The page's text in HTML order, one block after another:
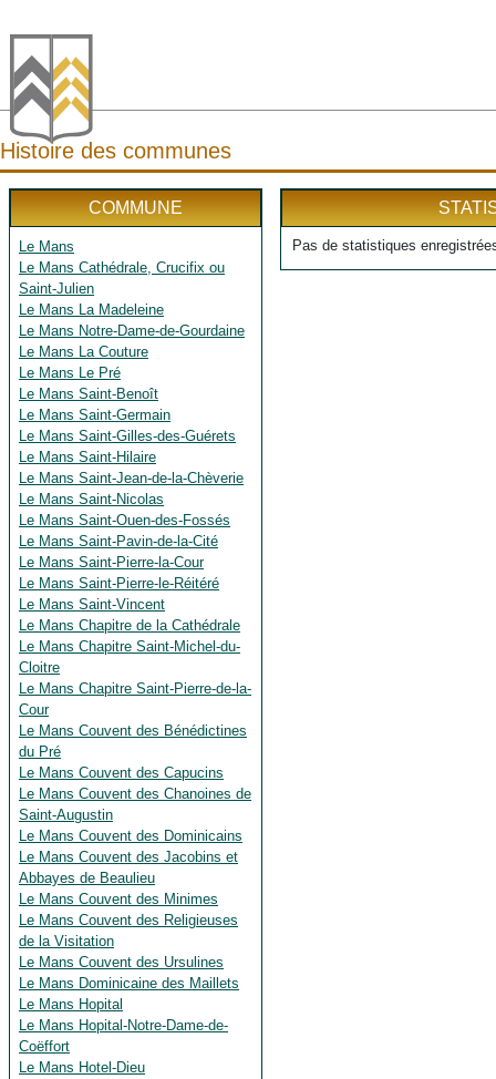
Histoire des communes
COMMUNE
Le Mans
Le Mans Cathédrale, Crucifix ou
Saint-Julien
Le Mans La Madeleine
Le Mans Notre-Dame-de-Gourdaine
Le Mans La Couture
Le Mans Le Pré
Le Mans Saint-Benoît
Le Mans Saint-Germain
Le Mans Saint-Gilles-des-Guérets
Le Mans Saint-Hilaire
Le Mans Saint-Jean-de-la-Chèverie
Le Mans Saint-Nicolas
Le Mans Saint-Ouen-des-Fossés
Le Mans Saint-Pavin-de-la-Cité
Le Mans Saint-Pierre-la-Cour
Le Mans Saint-Pierre-le-Réitéré
Le Mans Saint-Vincent
Le Mans Chapitre de la Cathédrale
Le Mans Chapitre Saint-Michel-du-
Cloitre
Le Mans Chapitre Saint-Pierre-de-la-
Cour
Le Mans Couvent des Bénédictines
du Pré
Le Mans Couvent des Capucins
Le Mans Couvent des Chanoines de
Saint-Augustin
Le Mans Couvent des Dominicains
Le Mans Couvent des Jacobins et
Abbayes de Beaulieu
Le Mans Couvent des Minimes
Le Mans Couvent des Religieuses
de la Visitation
Le Mans Couvent des Ursulines
Le Mans Dominicaine des Maillets
Le Mans Hopital
Le Mans Hopital-Notre-Dame-de-
Coëffort
Le Mans Hotel-Dieu
Pas de statistiques